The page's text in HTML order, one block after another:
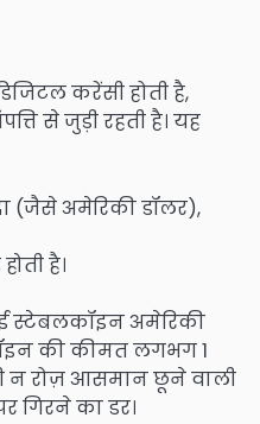
करेंसी होती है,
से जुड़ी रहती है। यह
(जैसे अमेरिकी डॉलर),
है।
स्टेबलकॉइन अमेरिकी
की कीमत लगभग 1
न रोज़ आसमान छूने वाली
गिरने का डर।